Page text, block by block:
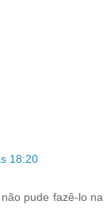
18:20
pude fazê-lo na